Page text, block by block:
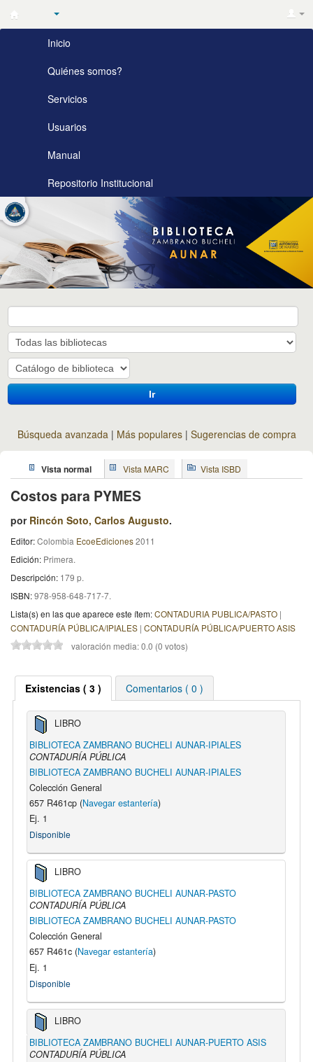
Biblioteca
Zambrano
Bucheli
AUNAR
Inicio
Quiénes somos?
Servicios
Usuarios
Manual
Repositorio Institucional
Ir
Búsqueda avanzada Más populares Sugerencias de compra
Vista normal Vista MARC Vista ISBD
Costos para PYMES
por Rincón Soto, Carlos Augusto.
Editor:Colombia EcoeEdiciones2011
Edición: Primera.
Descripción: 179 p.
ISBN:978-958-648-717-7.
Lista(s) en las que aparece este ítem:CONTADURIA PUBLICA/PASTO |
CONTADURÍA PÚBLICA/IPIALES | CONTADURÍA PÚBLICA/PUERTO ASIS
valoración media: 0.0 (0 votos)
Existencias ( 3 ) Comentarios ( 0 )
LIBRO
BIBLIOTECA ZAMBRANO BUCHELI AUNAR-IPIALES
CONTADURÍA PÚBLICA
BIBLIOTECA ZAMBRANO BUCHELI AUNAR-IPIALES
Colección General
657 R461cp (Navegar estantería)
Ej. 1
Disponible
LIBRO
BIBLIOTECA ZAMBRANO BUCHELI AUNAR-PASTO
CONTADURÍA PÚBLICA
BIBLIOTECA ZAMBRANO BUCHELI AUNAR-PASTO
Colección General
657 R461c (Navegar estantería)
Ej. 1
Disponible
LIBRO
BIBLIOTECA ZAMBRANO BUCHELI AUNAR-PUERTO ASIS
CONTADURÍA PÚBLICA